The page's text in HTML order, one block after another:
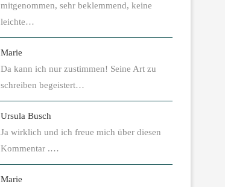
mitgenommen, sehr beklemmend, keine
leichte…
Marie
Da kann ich nur zustimmen! Seine Art zu
schreiben begeistert…
Ursula Busch
Ja wirklich und ich freue mich über diesen
Kommentar .…
Marie